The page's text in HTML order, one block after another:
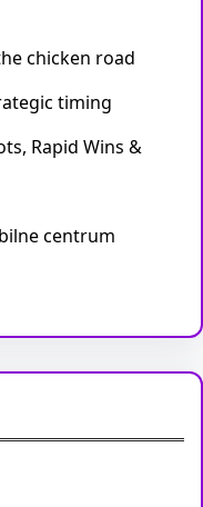
chicken road
timing
Rapid Wins &
centrum